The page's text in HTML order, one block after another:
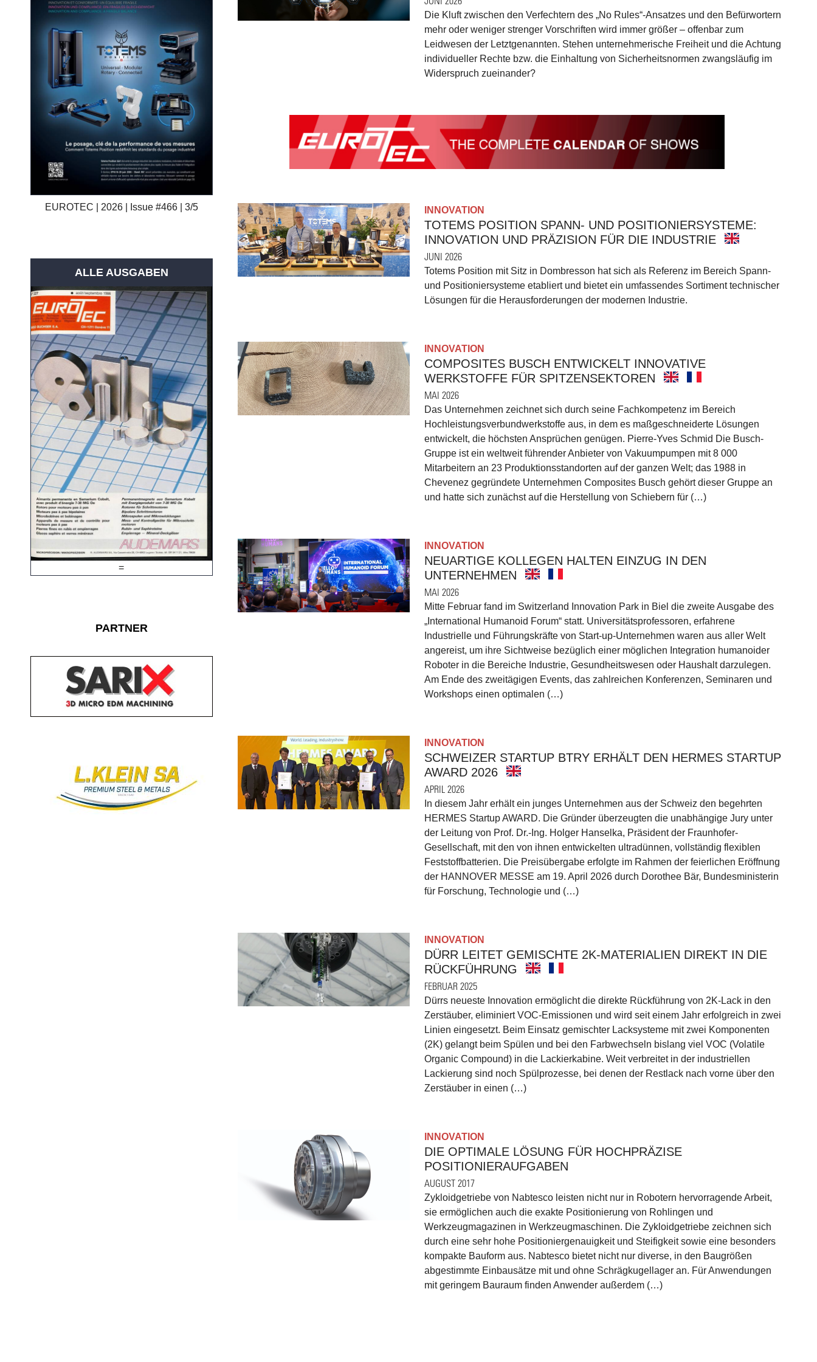
EUROTEC | 2026 | Issue #466 | 3/5
ALLE AUSGABEN
=
PARTNER
Die Kluft zwischen den Verfechtern des „No Rules“-Ansatzes und den Befürwortern
mehr oder weniger strenger Vorschriften wird immer größer – offenbar zum
Leidwesen der Letztgenannten. Stehen unternehmerische Freiheit und die Achtung
individueller Rechte bzw. die Einhaltung von Sicherheitsnormen zwangsläufig im
Widerspruch zueinander?
INNOVATION
TOTEMS POSITION SPANN- UND POSITIONIERSYSTEME:
INNOVATION UND PRÄZISION FÜR DIE INDUSTRIE
JUNI 2026
Totems Position mit Sitz in Dombresson hat sich als Referenz im Bereich Spann-
und Positioniersysteme etabliert und bietet ein umfassendes Sortiment technischer
Lösungen für die Herausforderungen der modernen Industrie.
INNOVATION
COMPOSITES BUSCH ENTWICKELT INNOVATIVE
WERKSTOFFE FÜR SPITZENSEKTOREN
MAI 2026
Das Unternehmen zeichnet sich durch seine Fachkompetenz im Bereich
Hochleistungsverbundwerkstoffe aus, in dem es maßgeschneiderte Lösungen
entwickelt, die höchsten Ansprüchen genügen. Pierre-Yves Schmid Die Busch-
Gruppe ist ein weltweit führender Anbieter von Vakuumpumpen mit 8 000
Mitarbeitern an 23 Produktionsstandorten auf der ganzen Welt; das 1988 in
Chevenez gegründete Unternehmen Composites Busch gehört dieser Gruppe an
und hatte sich zunächst auf die Herstellung von Schiebern für (…)
INNOVATION
NEUARTIGE KOLLEGEN HALTEN EINZUG IN DEN
UNTERNEHMEN
MAI 2026
Mitte Februar fand im Switzerland Innovation Park in Biel die zweite Ausgabe des
„International Humanoid Forum“ statt. Universitätsprofessoren, erfahrene
Industrielle und Führungskräfte von Start-up-Unternehmen waren aus aller Welt
angereist, um ihre Sichtweise bezüglich einer möglichen Integration humanoider
Roboter in die Bereiche Industrie, Gesundheitswesen oder Haushalt darzulegen.
Am Ende des zweitägigen Events, das zahlreichen Konferenzen, Seminaren und
Workshops einen optimalen (…)
INNOVATION
SCHWEIZER STARTUP BTRY ERHÄLT DEN HERMES STARTUP
AWARD 2026
APRIL 2026
In diesem Jahr erhält ein junges Unternehmen aus der Schweiz den begehrten
HERMES Startup AWARD. Die Gründer überzeugten die unabhängige Jury unter
der Leitung von Prof. Dr.-Ing. Holger Hanselka, Präsident der Fraunhofer-
Gesellschaft, mit den von ihnen entwickelten ultradünnen, vollständig flexiblen
Feststoffbatterien. Die Preisübergabe erfolgte im Rahmen der feierlichen Eröffnung
der HANNOVER MESSE am 19. April 2026 durch Dorothee Bär, Bundesministerin
für Forschung, Technologie und (…)
INNOVATION
DÜRR LEITET GEMISCHTE 2K-MATERIALIEN DIREKT IN DIE
RÜCKFÜHRUNG
FEBRUAR 2025
Dürrs neueste Innovation ermöglicht die direkte Rückführung von 2K-Lack in den
Zerstäuber, eliminiert VOC-Emissionen und wird seit einem Jahr erfolgreich in zwei
Linien eingesetzt. Beim Einsatz gemischter Lacksysteme mit zwei Komponenten
(2K) gelangt beim Spülen und bei den Farbwechseln bislang viel VOC (Volatile
Organic Compound) in die Lackierkabine. Weit verbreitet in der industriellen
Lackierung sind noch Spülprozesse, bei denen der Restlack nach vorne über den
Zerstäuber in einen (…)
INNOVATION
DIE OPTIMALE LÖSUNG FÜR HOCHPRÄZISE
POSITIONIERAUFGABEN
AUGUST 2017
Zykloidgetriebe von Nabtesco leisten nicht nur in Robotern hervorragende Arbeit,
sie ermöglichen auch die exakte Positionierung von Rohlingen und
Werkzeugmagazinen in Werkzeugmaschinen. Die Zykloidgetriebe zeichnen sich
durch eine sehr hohe Positioniergenauigkeit und Steifigkeit sowie eine besonders
kompakte Bauform aus. Nabtesco bietet nicht nur diverse, in den Baugrößen
abgestimmte Einbausätze mit und ohne Schrägkugellager an. Für Anwendungen
mit geringem Bauraum finden Anwender außerdem (…)